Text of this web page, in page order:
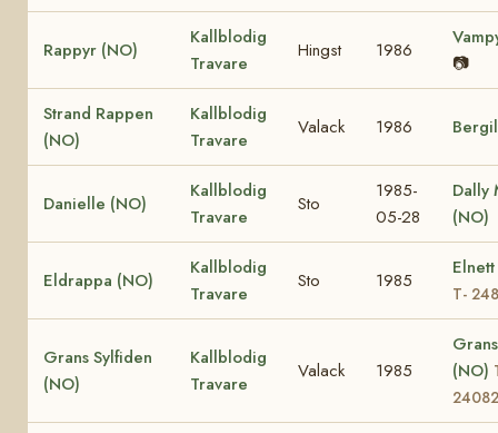
Rappyr (NO)
Kallblodig
Travare
Hingst 1986
📷
Strand Rappen
(NO)
Kallblodig
Travare
Valack 1986
Danielle (NO)
Kallblodig
Travare
Sto
1985-
05-28
Dally
(NO)
Eldrappa (NO)
Kallblodig
Travare
Sto 1985
T-
Grans Sylfiden
(NO)
Kallblodig
Travare
Valack 1985
(NO)
24082